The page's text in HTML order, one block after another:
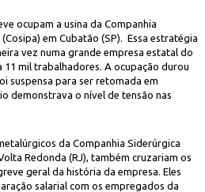
ocupam a usina da Companhia
em Cubatão (SP). Essa estratégia
vez numa grande empresa estatal do
11 mil trabalhadores. A ocupação durou
suspensa para ser retomada em
demonstrava o nível de tensão nas
da Companhia Siderúrgica
Redonda (RJ), também cruzariam os
geral da história da empresa. Eles
salarial com os empregados da
Siderúrgica Paulista
J.C.Brasil/